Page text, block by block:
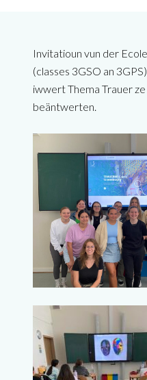
Invitatioun vun der
(classes 3GSO an
iwwert Thema Trauer
beäntwerten.